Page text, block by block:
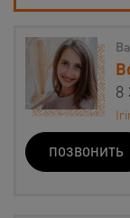
8
ПОЗВОНИТЬ